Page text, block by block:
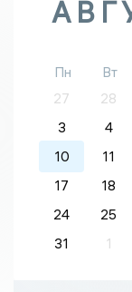
Пн Вт
27
28
3
4
10
11
17
18
24
25
31
1